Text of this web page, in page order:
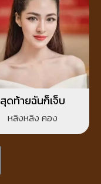
สุดท้ายฉันก็เจ็บ
หลิงหลิง คอง